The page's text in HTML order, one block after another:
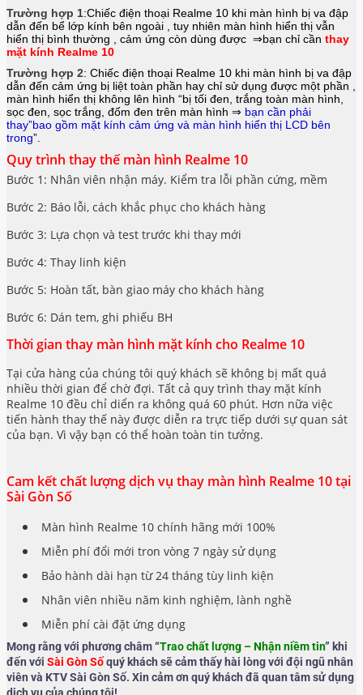
Trường hợp 1:Chiếc điện thoại Realme 10 khi màn hình bị va đập
dẫn đến bể lớp kính bên ngoài , tuy nhiên màn hình hiển thị vẫn
hiển thị bình thường , cảm ứng còn dùng được ⇒bạn chỉ cần thay
mặt kính Realme 10
Trường hợp 2: Chiếc điện thoại Realme 10 khi màn hình bị va đập
dẫn đến cảm ứng bị liệt toàn phần hay chỉ sử dụng được một phần ,
màn hình hiển thị không lên hình “bị tối đen, trắng toàn màn hình,
sọc đen, sọc trắng, đốm đen trên màn hình ⇒ bạn cần phải
thay”bao gồm mặt kính cảm ứng và màn hình hiển thị LCD bên
trong”.
Quy trình thay thế màn hình Realme 10
Bước 1: Nhân viên nhận máy. Kiểm tra lỗi phần cứng, mềm
Bước 2: Báo lỗi, cách khắc phục cho khách hàng
Bước 3: Lựa chọn và test trước khi thay mới
Bước 4: Thay linh kiện
Bước 5: Hoàn tất, bàn giao máy cho khách hàng
Bước 6: Dán tem, ghi phiếu BH
Thời gian thay màn hình mặt kính cho Realme 10
Tại cửa hàng của chúng tôi quý khách sẽ không bị mất quá
nhiều thời gian để chờ đợi. Tất cả quy trình thay mặt kính
Realme 10 đều chỉ diển ra không quá 60 phút. Hơn nữa việc
tiến hành thay thế này được diễn ra trực tiếp dưới sự quan sát
của bạn. Vì vậy bạn có thể hoàn toàn tin tưởng.
Cam kết chất lượng dịch vụ thay màn hình Realme 10 tại
Sài Gòn Số
Màn hình Realme 10 chính hãng mới 100%
Miễn phí đổi mới tron vòng 7 ngày sử dụng
Bảo hành dài hạn từ 24 tháng tùy linh kiện
Nhân viên nhiều năm kinh nghiệm, lành nghề
Miễn phí cài đặt ứng dụng
Mong rằng với phương châm “Trao chất lượng – Nhận niềm tin” khi
đến với Sài Gòn Sốquý khách sẽ cảm thấy hài lòng với đội ngũ nhân
viên và KTV Sài Gòn Số. Xin cảm ơn quý khách đã quan tâm sử dụng